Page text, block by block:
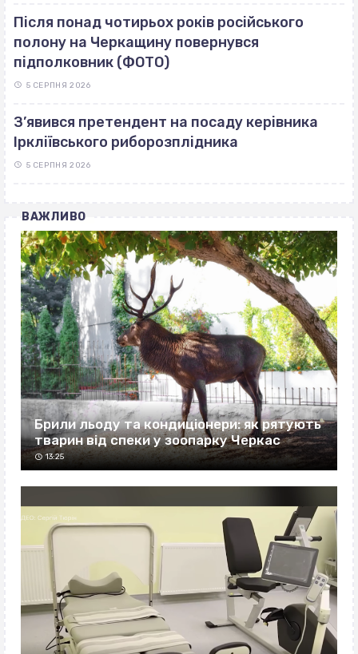
Після понад чотирьох років російського
полону на Черкащину повернувся
підполковник (ФОТО)
5 СЕРПНЯ 2026
З’явився претендент на посаду керівника
Іркліївського риборозплідника
5 СЕРПНЯ 2026
ВАЖЛИВО
Брили льоду та кондиціонери: як рятують
тварин від спеки у зоопарку Черкас
13:25